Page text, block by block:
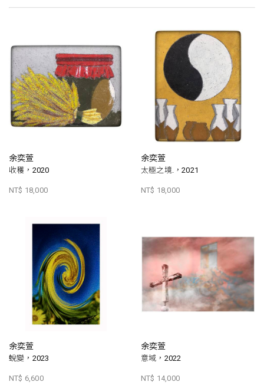
余奕萱
收穫，2020
NT$ 18,000
余奕萱
太極之境.，2021
NT$ 18,000
余奕萱
蛻變，2023
NT$ 6,600
余奕萱
意域，2022
NT$ 14,000